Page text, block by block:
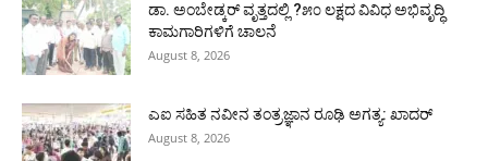
ಡಾ. ಅಂಬೇಡ್ಕರ್ ವೃತ್ತದಲ್ಲಿ ?೫೦ ಲಕ್ಷದ ವಿವಿಧ ಅಭಿವೃದ್ಧಿ
ಕಾಮಗಾರಿಗಳಿಗೆ ಚಾಲನೆ
August 8, 2026
ಎಐ ಸಹಿತ ನವೀನ ತಂತ್ರಜ್ಞಾನ ರೂಢಿ ಅಗತ್ಯ: ಖಾದರ್
August 8, 2026